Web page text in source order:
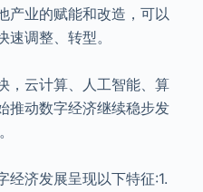
产业的赋能和改造，可以
调整、转型。
，云计算、人工智能、算
推动数字经济继续稳步发
经济发展呈现以下特征:1.